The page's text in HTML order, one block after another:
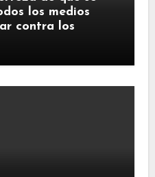
los medios
contra los